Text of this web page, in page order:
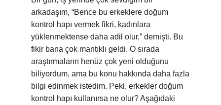
arkadaşım, “Bence bu erkeklere doğum
kontrol hapı vermek fikri, kadınlara
yüklenmektense daha adil olur,” demişti. Bu
fikir bana çok mantıklı geldi. O sırada
araştırmaların henüz çok yeni olduğunu
biliyordum, ama bu konu hakkında daha fazla
bilgi edinmek istedim. Peki, erkekler doğum
kontrol hapı kullanırsa ne olur? Aşağıdaki